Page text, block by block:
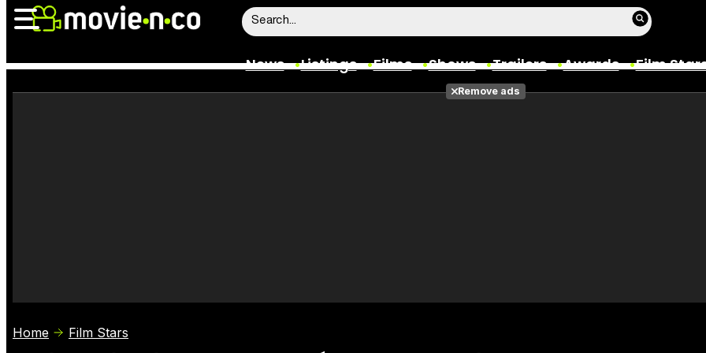
News Listings Films Shows Trailers Awards Film
Films
Remove ads
Home Film Stars